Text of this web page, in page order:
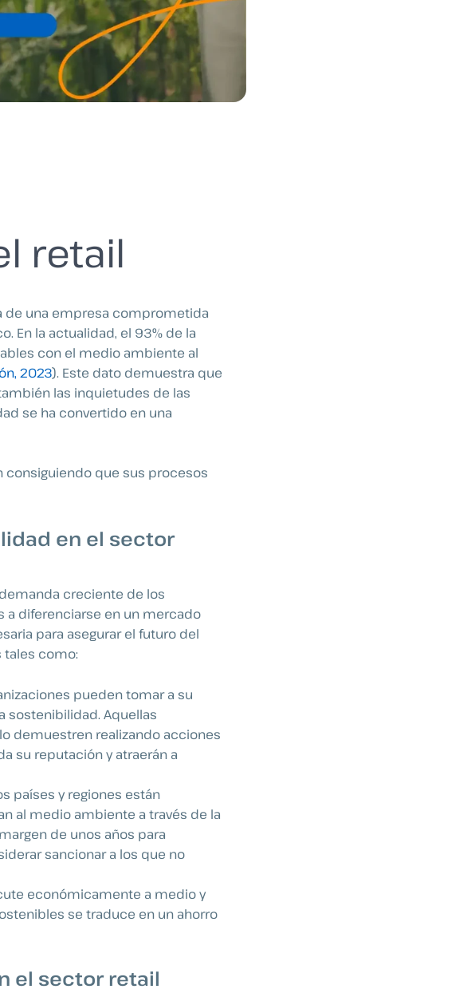
retail
de una empresa comprometida
En la actualidad, el 93% de la
con el medio ambiente al
2023). Este dato demuestra que
las inquietudes de las
se ha convertido en una
consiguiendo que sus procesos
en el sector
creciente de los
a diferenciarse en un mercado
para asegurar el futuro del
tales como:
pueden tomar a su
sostenibilidad. Aquellas
demuestren realizando acciones
su reputación y atraerán a
países y regiones están
al medio ambiente a través de la
de unos años para
sancionar a los que no
económicamente a medio y
se traduce en un ahorro
el sector retail